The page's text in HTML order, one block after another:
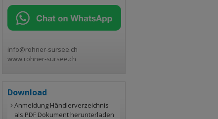
info@rohner-sursee.ch
www.rohner-sursee.ch
Download
Anmeldung Händlerverzeichnis
als PDF Dokument herunterladen